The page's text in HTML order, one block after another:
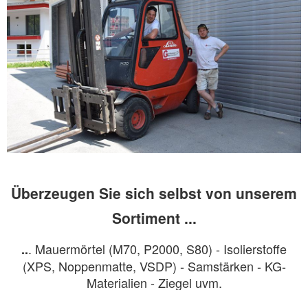
Überzeugen Sie sich selbst von unserem
Sortiment ...
... Mauermörtel (M70, P2000, S80) - Isolierstoffe
(XPS, Noppenmatte, VSDP) - Samstärken - KG-
Materialien - Ziegel uvm.